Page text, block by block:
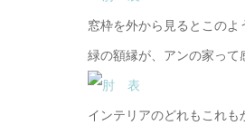
窓枠を外から見るとこのよ
緑の額縁が、アンの家って
インテリアのどれもこれも